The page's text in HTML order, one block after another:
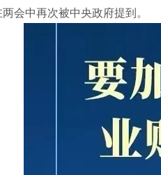
会中再次被中央政府提到。